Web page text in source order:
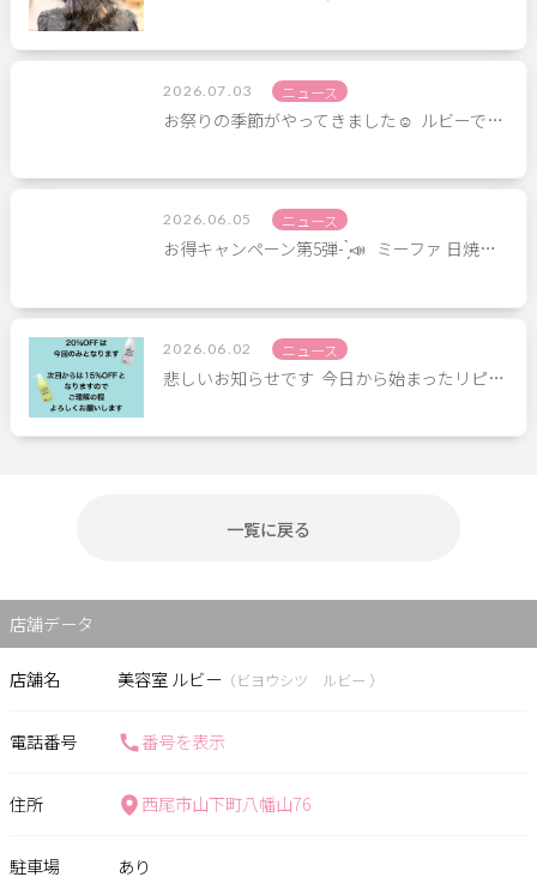
2026.07.03 ニュース
お祭りの季節がやってきました☺︎ ⁡ ルビーで…
2026.06.05 ニュース
お得キャンペーン第5弾- ̗̀📣 ⁡ ⁡ ミーファ 日焼…
2026.06.02 ニュース
悲しいお知らせです ⁡ 今日から始まったリピ…
一覧に戻る
店舗データ
店舗名 美容室 ルビー （ビヨウシツ ルビー ）
電話番号 番号を表示
住所 西尾市山下町八幡山76
駐車場 あり